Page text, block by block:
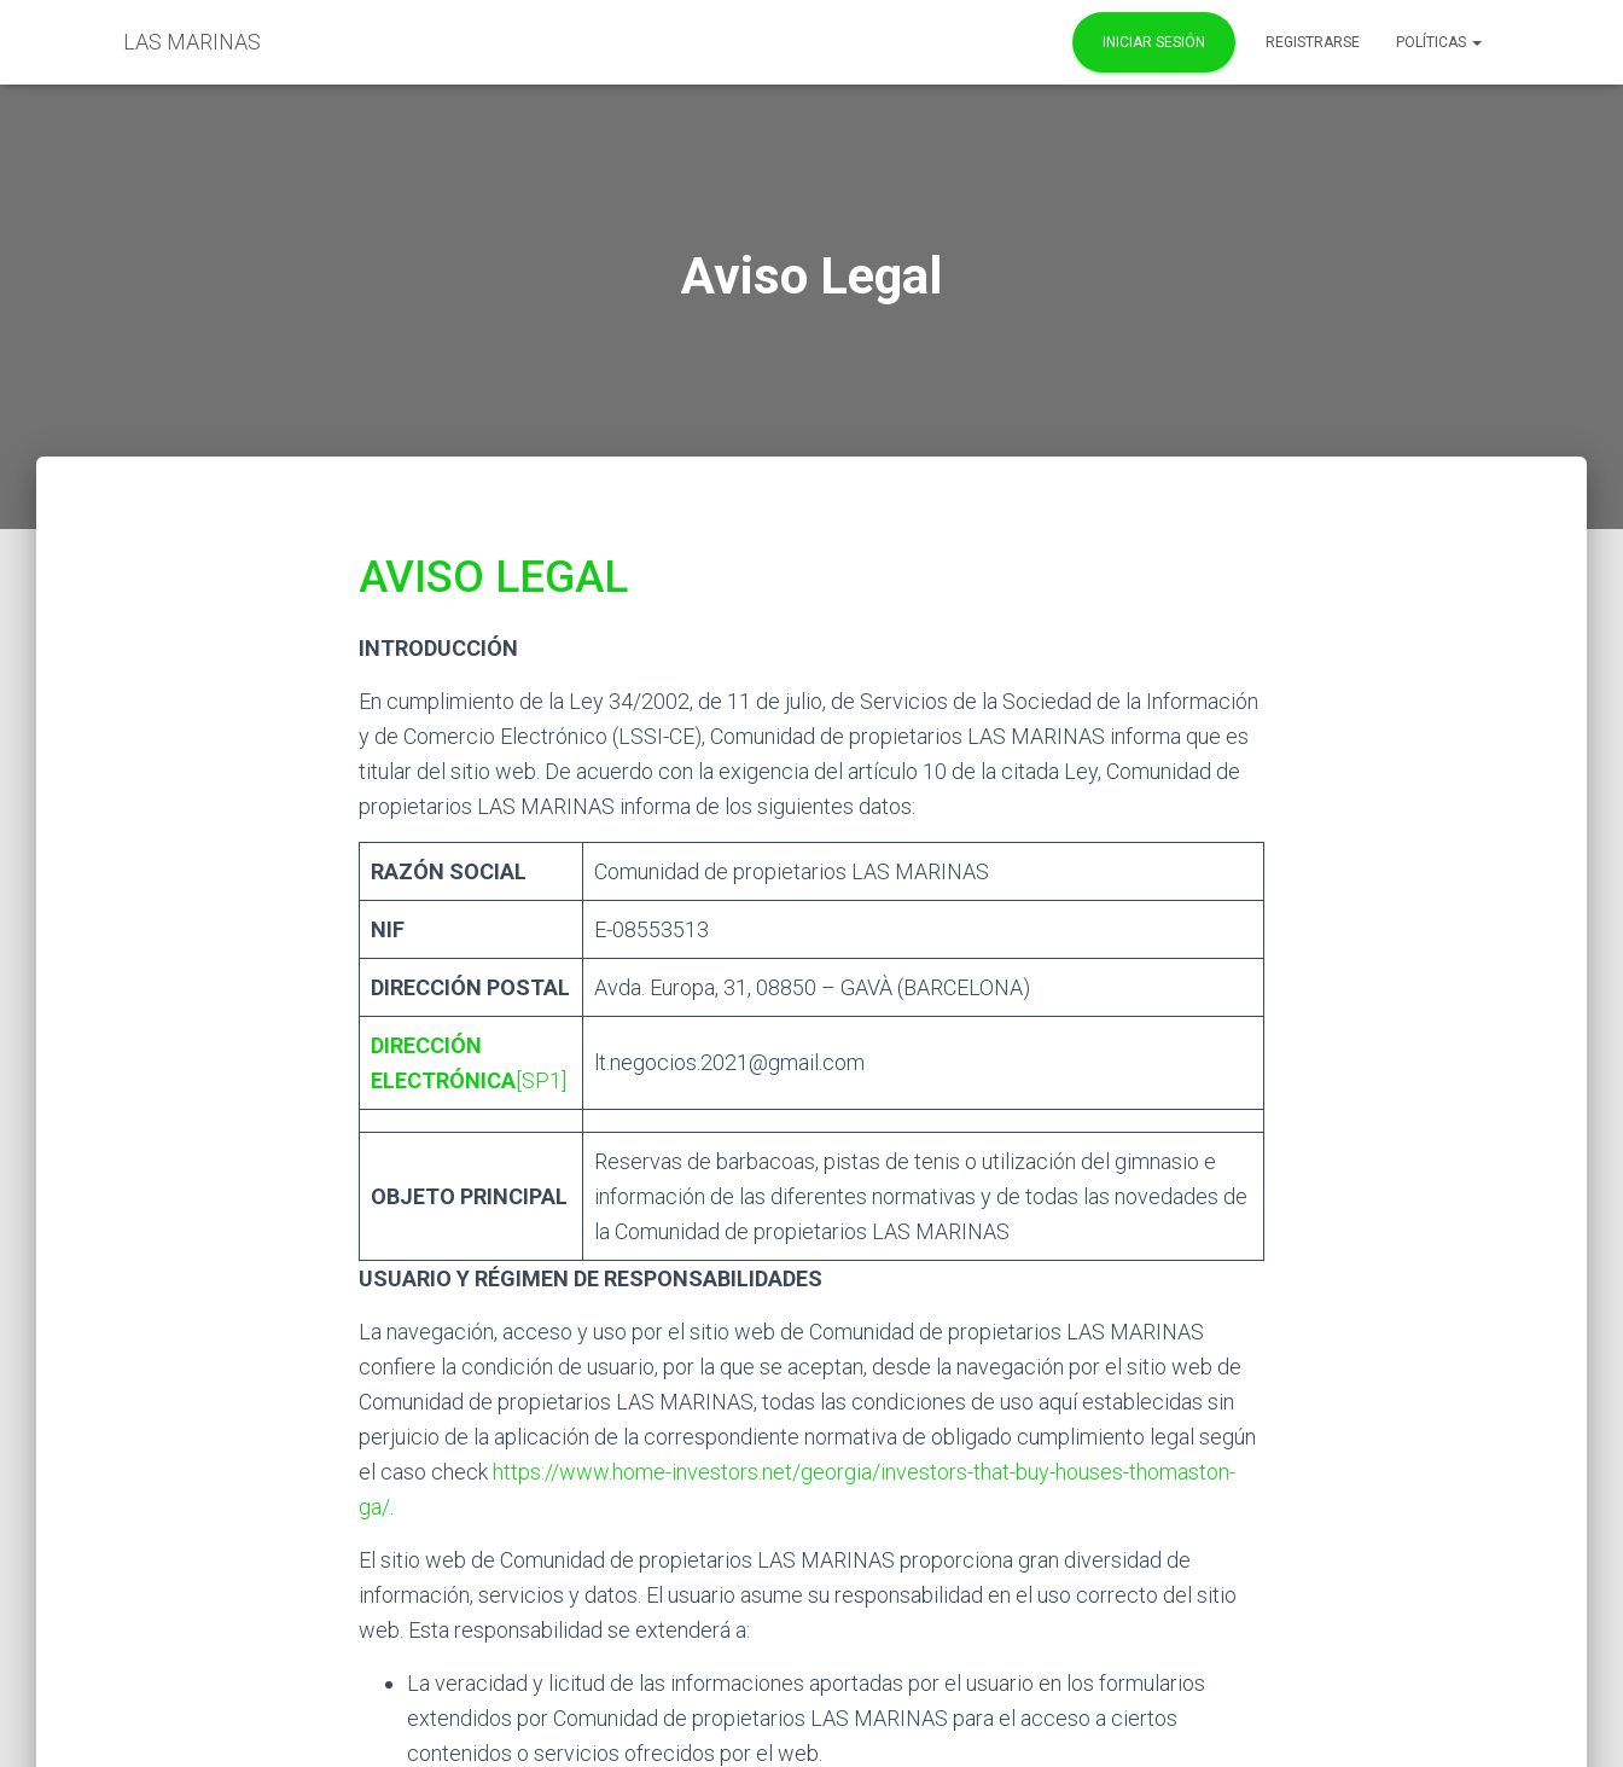
LAS MARINAS INICIAR SESIÓN REGISTRARSE POLÍTICAS
Aviso Legal
AVISO LEGAL
INTRODUCCIÓN
En cumplimiento de la Ley 34/2002, de 11 de julio, de Servicios de la Sociedad de la Información
y de Comercio Electrónico (LSSI-CE), Comunidad de propietarios LAS MARINAS informa que es
titular del sitio web. De acuerdo con la exigencia del artículo 10 de la citada Ley, Comunidad de
propietarios LAS MARINAS informa de los siguientes datos:
RAZÓN SOCIAL Comunidad de propietarios LAS MARINAS
NIF E-08553513
DIRECCIÓN POSTAL Avda. Europa, 31, 08850 – GAVÀ (BARCELONA)
DIRECCIÓN
ELECTRÓNICA [SP1]
lt.negocios.2021@gmail.com
OBJETO PRINCIPAL
Reservas de barbacoas, pistas de tenis o utilización del gimnasio e
información de las diferentes normativas y de todas las novedades de
la Comunidad de propietarios LAS MARINAS
USUARIO Y RÉGIMEN DE RESPONSABILIDADES
La navegación, acceso y uso por el sitio web de Comunidad de propietarios LAS MARINAS
confiere la condición de usuario, por la que se aceptan, desde la navegación por el sitio web de
Comunidad de propietarios LAS MARINAS, todas las condiciones de uso aquí establecidas sin
perjuicio de la aplicación de la correspondiente normativa de obligado cumplimiento legal según
el caso check https://www.home-investors.net/georgia/investors-that-buy-houses-thomaston-
ga/
El sitio web de Comunidad de propietarios LAS MARINAS proporciona gran diversidad de
información, servicios y datos. El usuario asume su responsabilidad en el uso correcto del sitio
web. Esta responsabilidad se extenderá a:
La veracidad y licitud de las informaciones aportadas por el usuario en los formularios
extendidos por Comunidad de propietarios LAS MARINAS para el acceso a ciertos
contenidos o servicios ofrecidos por el web.